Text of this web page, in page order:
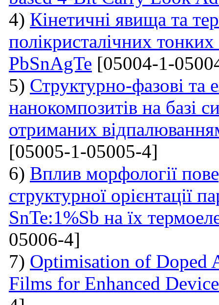
4) Кінетичні явища та
полікристалічних
PbSnAgTe [05004-1-
5) Структурно-фазові та
нанокомпозитів на базі
отриманих
[05005-1-05005-4]
6) Вплив морфології
структурної орієнтації
SnTe:1%Sb на їх
05006-4]
7) Optimisation of Doped
Films for Enhanced